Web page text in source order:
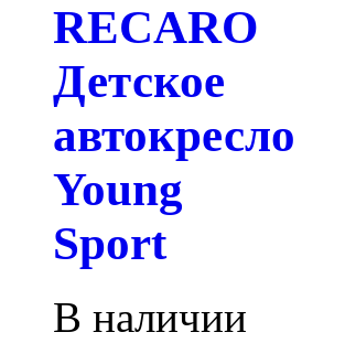
RECARO
Детское
автокресло
Young
Sport
В наличии